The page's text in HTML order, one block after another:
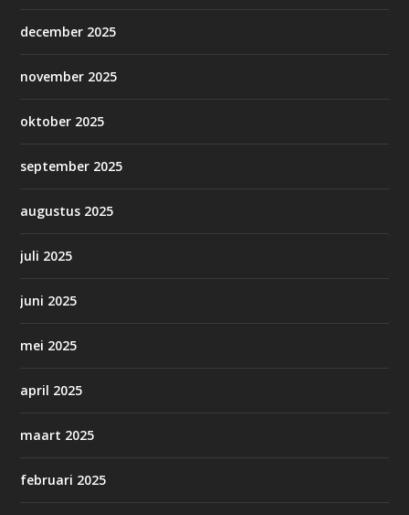
december 2025
november 2025
oktober 2025
september 2025
augustus 2025
juli 2025
juni 2025
mei 2025
april 2025
maart 2025
februari 2025